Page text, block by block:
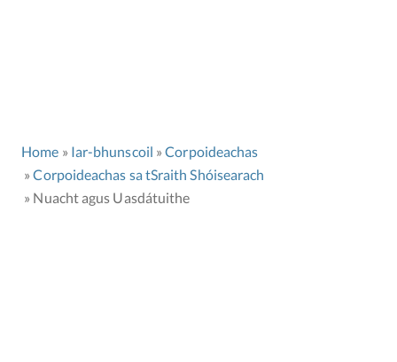
Home Iar-bhunscoil
Corpoideachas
Corpoideachas sa tSraith Shóisearach
Nuacht agus Uasdátuithe